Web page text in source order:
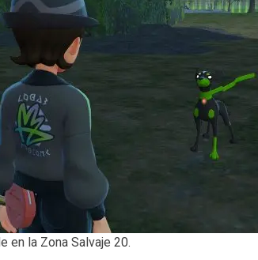
en la Zona Salvaje 20.